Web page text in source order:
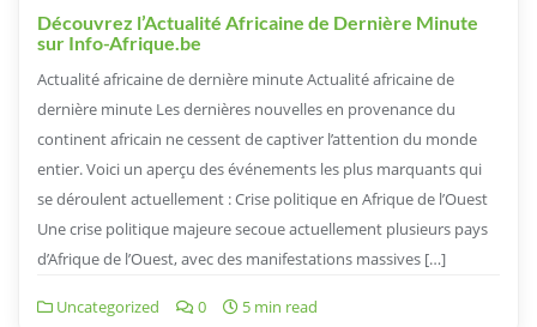
Découvrez l’Actualité Africaine de Dernière Minute
sur Info-Afrique.be
Actualité africaine de dernière minute Actualité africaine de
dernière minute Les dernières nouvelles en provenance du
continent africain ne cessent de captiver l’attention du monde
entier. Voici un aperçu des événements les plus marquants qui
se déroulent actuellement : Crise politique en Afrique de l’Ouest
Une crise politique majeure secoue actuellement plusieurs pays
d’Afrique de l’Ouest, avec des manifestations massives […]
Uncategorized 0 5 min read